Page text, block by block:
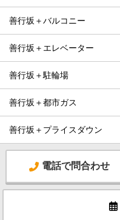
善行坂＋バルコニー
善行坂＋エレベーター
善行坂＋駐輪場
善行坂＋都市ガス
善行坂＋プライスダウン
電話で問合わせ